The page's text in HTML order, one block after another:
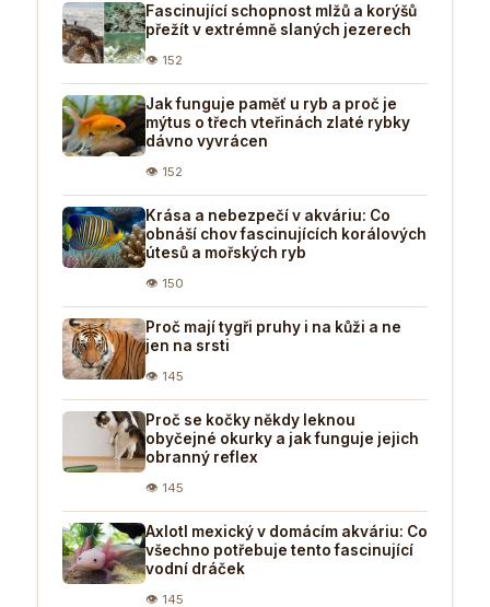
Fascinující schopnost mlžů a korýšů
přežít v extrémně slaných jezerech
👁 152
Jak funguje paměť u ryb a proč je
mýtus o třech vteřinách zlaté rybky
dávno vyvrácen
👁 152
Krása a nebezpečí v akváriu: Co
obnáší chov fascinujících korálových
útesů a mořských ryb
👁 150
Proč mají tygři pruhy i na kůži a ne
jen na srsti
👁 145
Proč se kočky někdy leknou
obyčejné okurky a jak funguje jejich
obranný reflex
👁 145
Axlotl mexický v domácím akváriu: Co
všechno potřebuje tento fascinující
vodní dráček
👁 145